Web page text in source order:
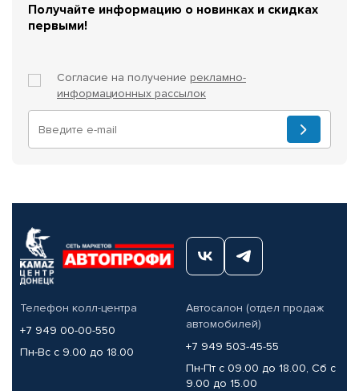
Получайте информацию о новинках и скидках
первыми!
Согласие на получение рекламно-
информационных рассылок
Телефон колл-центра
+7 949 00-00-550
Пн-Вс с 9.00 до 18.00
Автосалон (отдел продаж
автомобилей)
+7 949 503-45-55
Пн-Пт с 09.00 до 18.00, Сб с
9.00 до 15.00